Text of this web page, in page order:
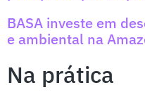
BASA investe em
e ambiental na
Na prática